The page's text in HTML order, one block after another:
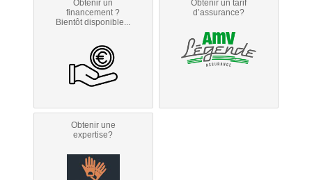
Obtenir un
financement ?
Bientôt disponible...
Obtenir un tarif
d’assurance?
Obtenir une
expertise?